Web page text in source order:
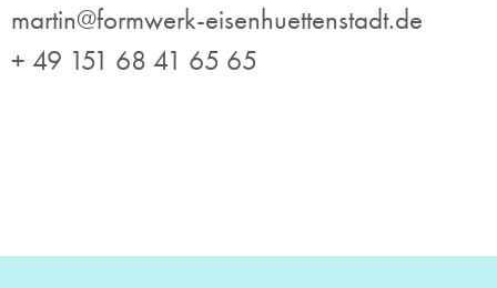
martin@formwerk-eisenhuettenstadt.de
+ 49 151 68 41 65 65